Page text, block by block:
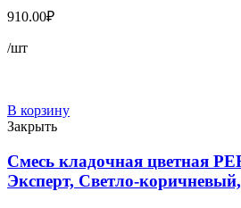
910.00₽
/шт
В корзину
Закрыть
Смесь кладочная цветная
Эксперт, Светло-